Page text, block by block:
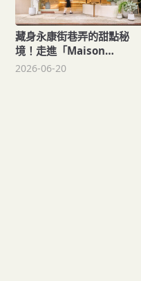
藏身永康街巷弄的甜點秘
境！走進「Maison
Vanille」品嘗15款法式瑪德
2026-06-20